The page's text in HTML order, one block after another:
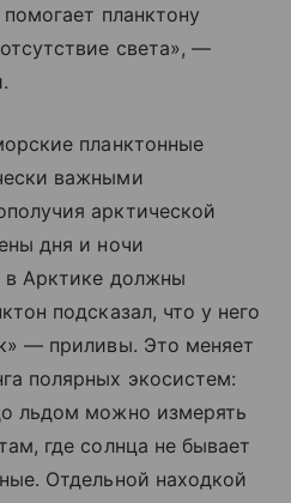
планктону
света», —
планктонные
важными
арктической
дня и ночи
в Арктике должны
подсказал, что у него
— приливы. Это меняет
полярных экосистем:
льдом можно измерять
где солнца не бывает
Отдельной находкой